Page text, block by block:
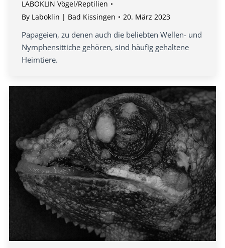
LABOKLIN Vögel/Reptilien
By Laboklin | Bad Kissingen 20. März 2023
Papageien, zu denen auch die beliebten Wellen- und
Nymphensittiche gehören, sind häufig gehaltene
Heimtiere.